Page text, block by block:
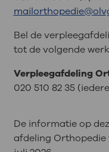
Bel de
tot de volgende
Verpleegafdeling
020 510 82 35
De informatie op
afdeling Orthopedie